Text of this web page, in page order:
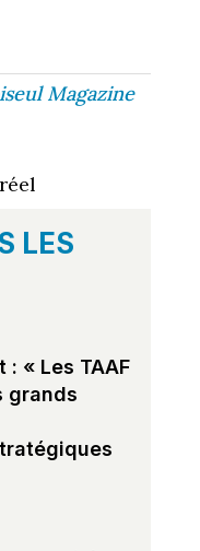
Magazine
LES
« Les TAAF
grands